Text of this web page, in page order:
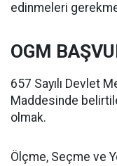
edinmeleri
OGM
657 Sayılı Devlet
Maddesinde
olmak.
Ölçme, Seçme ve